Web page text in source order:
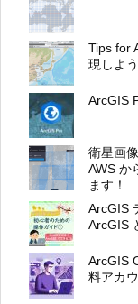
Tips for
現しよ
ArcGIS
衛星画
AWS か
ます！
ArcGIS
ArcGIS
ArcGIS
料アカ